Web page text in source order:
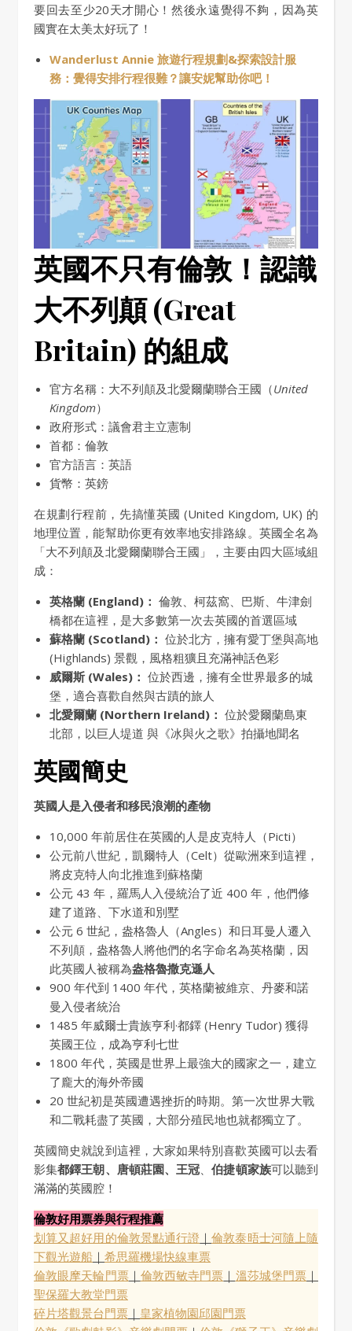
要回去至少20天才開心！然後永遠覺得不夠，因為英
國實在太美太好玩了！
Wanderlust Annie 旅遊行程規劃&探索設計服
務：覺得安排行程很難？讓安妮幫助你吧！
英國不只有倫敦！認識
大不列顛 (Great
Britain) 的組成
官方名稱：大不列顛及北愛爾蘭聯合王國（United
Kingdom）
政府形式：議會君主立憲制
首都：倫敦
官方語言：英語
貨幣：英鎊
在規劃行程前，先搞懂英國 (United Kingdom, UK) 的
地理位置，能幫助你更有效率地安排路線。英國全名為
「大不列顛及北愛爾蘭聯合王國」，主要由四大區域組
成：
英格蘭 (England)： 倫敦、柯茲窩、巴斯、牛津劍
橋都在這裡，是大多數第一次去英國的首選區域
蘇格蘭 (Scotland)： 位於北方，擁有愛丁堡與高地
(Highlands) 景觀，風格粗獷且充滿神話色彩
威爾斯 (Wales)： 位於西邊，擁有全世界最多的城
堡，適合喜歡自然與古蹟的旅人
北愛爾蘭 (Northern Ireland)： 位於愛爾蘭島東
北部，以巨人堤道 與《冰與火之歌》拍攝地聞名
英國簡史
英國人是入侵者和移民浪潮的產物
10,000 年前居住在英國的人是皮克特人（Picti）
公元前八世紀，凱爾特人（Celt）從歐洲來到這裡，
將皮克特人向北推進到蘇格蘭
公元 43 年，羅馬人入侵統治了近 400 年，他們修
建了道路、下水道和別墅
公元 6 世紀，盎格魯人（Angles）和日耳曼人遷入
不列顛，盎格魯人將他們的名字命名為英格蘭，因
此英國人被稱為盎格魯撒克遜人
900 年代到 1400 年代，英格蘭被維京、丹麥和諾
曼入侵者統治
1485 年威爾士貴族亨利·都鐸 (Henry Tudor) 獲得
英國王位，成為亨利七世
1800 年代，英國是世界上最強大的國家之一，建立
了龐大的海外帝國
20 世紀初是英國遭遇挫折的時期。第一次世界大戰
和二戰耗盡了英國，大部分殖民地也就都獨立了。
英國簡史就說到這裡，大家如果特別喜歡英國可以去看
影集都鐸王朝、唐頓莊園、王冠 、伯捷頓家族可以聽到
滿滿的英國腔！
倫敦好用票券與行程推薦
划算又超好用的倫敦景點通行證 ｜倫敦泰晤士河隨上隨
下觀光遊船 ｜ 希思羅機場快線車票
倫敦眼摩天輪門票｜ 倫敦西敏寺門票 ｜ 溫莎城堡門票 ｜
聖保羅大教堂門票
碎片塔觀景台門票 ｜ 皇家植物園邱園門票